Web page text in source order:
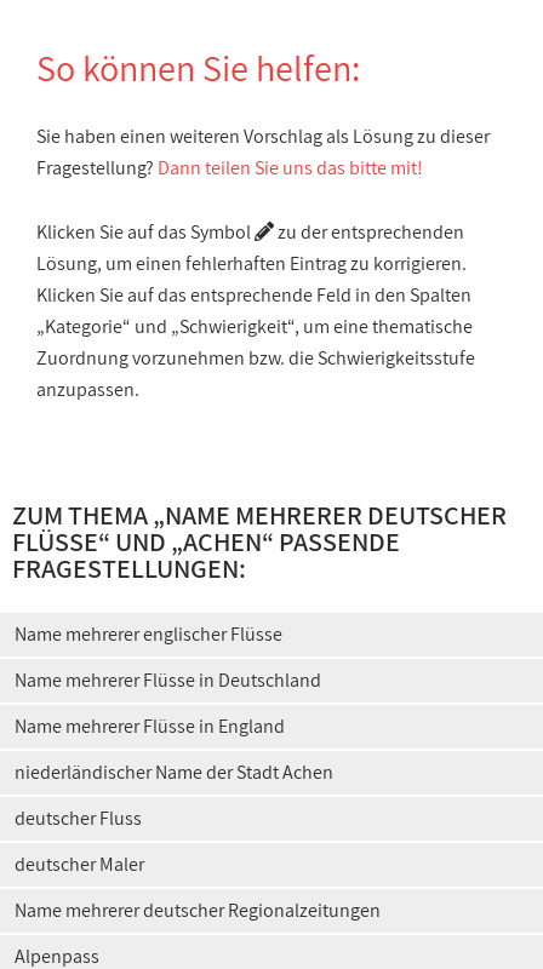
So können Sie helfen:
Sie haben einen weiteren Vorschlag als Lösung zu dieser
Fragestellung? Dann teilen Sie uns das bitte mit!
Klicken Sie auf das Symbol
zu der entsprechenden
Lösung, um einen fehlerhaften Eintrag zu korrigieren.
Klicken Sie auf das entsprechende Feld in den Spalten
„Kategorie“ und „Schwierigkeit“, um eine thematische
Zuordnung vorzunehmen bzw. die Schwierigkeitsstufe
anzupassen.
ZUM THEMA „NAME MEHRERER DEUTSCHER
FLÜSSE“ UND „ACHEN“ PASSENDE
FRAGESTELLUNGEN:
Name mehrerer englischer Flüsse
Name mehrerer Flüsse in Deutschland
Name mehrerer Flüsse in England
niederländischer Name der Stadt Achen
deutscher Fluss
deutscher Maler
Name mehrerer deutscher Regionalzeitungen
Alpenpass